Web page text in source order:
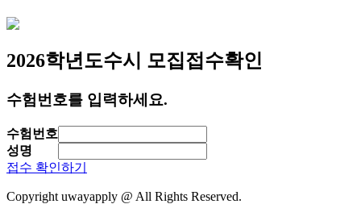
2026학년도수시 모집접수확인
수험번호를 입력하세요.
수험번호
성명
접수 확인하기
Copyright uwayapply @ All Rights Reserved.